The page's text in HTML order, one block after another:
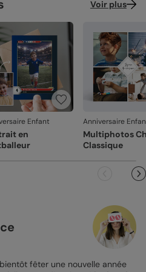
Voir plus
Enfant
en
Anniversaire
Multiphotos
Classique
fêter une nouvelle année